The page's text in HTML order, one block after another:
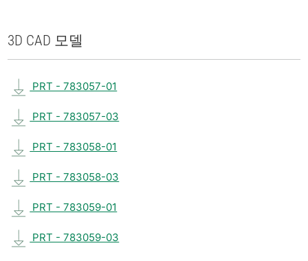
3D CAD 모델
PRT - 783057-01
PRT - 783057-03
PRT - 783058-01
PRT - 783058-03
PRT - 783059-01
PRT - 783059-03